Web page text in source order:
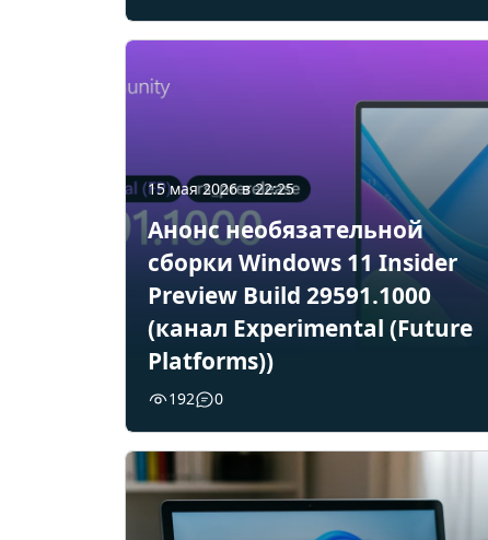
15 мая 2026 в 22:25
Анонс необязательной
сборки Windows 11 Insider
Preview Build 29591.1000
(канал Experimental (Future
Platforms))
192 0